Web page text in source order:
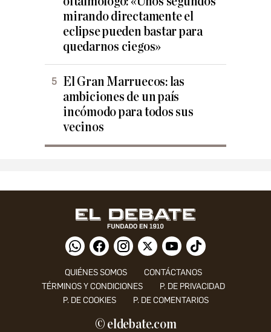
mirando directamente el
eclipse pueden bastar para
quedarnos ciegos»
El Gran Marruecos: las
ambiciones de un país
incómodo para todos sus
vecinos
QUIÉNES SOMOS
CONTÁCTANOS
TÉRMINOS Y CONDICIONES
P. DE PRIVACIDAD
P. DE COOKIES
P. DE COMENTARIOS
© eldebate.com